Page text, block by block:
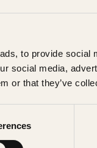
to provide
social media,
or that they’ve